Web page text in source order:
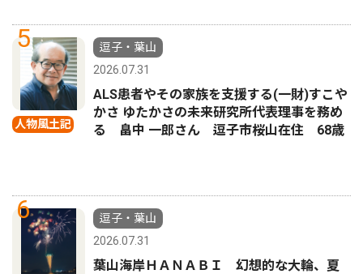
5
人物風土記
逗子・葉山
2026.07.31
ALS患者やその家族を支援する(一財)すこや
かさ ゆたかさの未来研究所代表理事を務め
る 畠中 一郎さん 逗子市桜山在住 68歳
6
逗子・葉山
2026.07.31
葉山海岸ＨＡＮＡＢＩ 幻想的な大輪、夏